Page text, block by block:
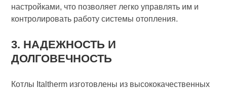
настройками, что позволяет легко управлять им и
контролировать работу системы отопления.
3. НАДЕЖНОСТЬ И
ДОЛГОВЕЧНОСТЬ
Котлы Italtherm изготовлены из высококачественных